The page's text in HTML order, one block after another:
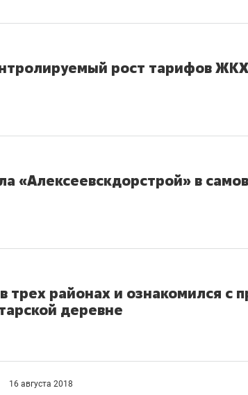
рост тарифов
«Алексеевскдорстрой» в
трех районах и ознакомился с
деревне
16 августа 2018